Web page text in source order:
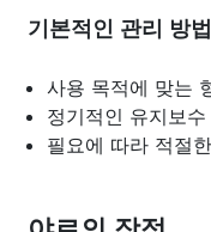
기본적인 관리 방법
사용 목적에 맞는
정기적인 유지보수
필요에 따라 적절